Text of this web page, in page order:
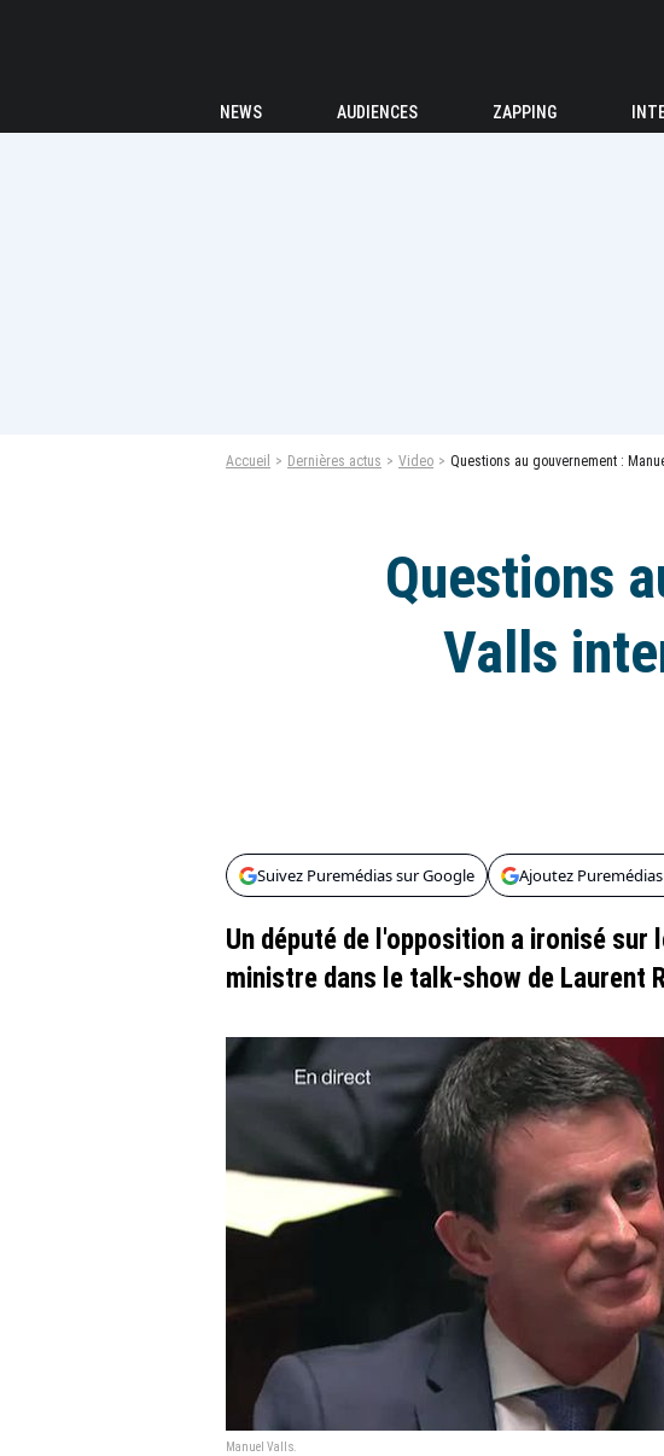
NEWS AUDIENCES ZAPPING
Accueil Dernières actus Video Questions au gouvernement :
Questions
Valls
Suivez Puremédias sur Google Ajoutez
Un député de l'opposition a ironisé sur
ministre dans le talk-show de Laurent
Manuel Valls.